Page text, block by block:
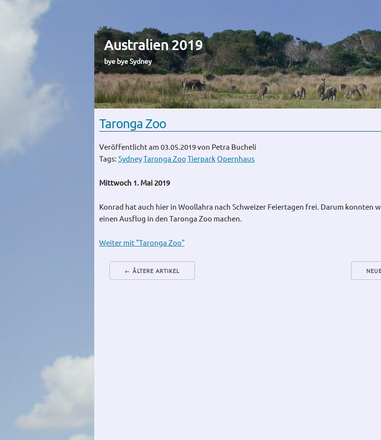
Australien 2019
bye bye Sydney
Taronga Zoo
Veröffentlicht am 03.05.2019von Petra Bucheli
Tags: Sydney Taronga Zoo Tierpark Opernhaus
Mittwoch 1. Mai 2019
Konrad hat auch hier in Woollahra nach Schweizer Feiertagen frei. Darum konnten
einen Ausflug in den Taronga Zoo machen.
Weiter mit "Taronga Zoo"
← ÃLTERE ARTIKEL